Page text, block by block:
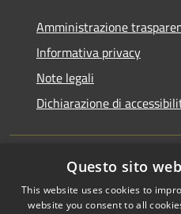
Amministrazione
Informativa privacy
Note legali
Dichiarazione di
RSS
Accessibilità
Questo sito
This website uses cookies to
website you consent to all